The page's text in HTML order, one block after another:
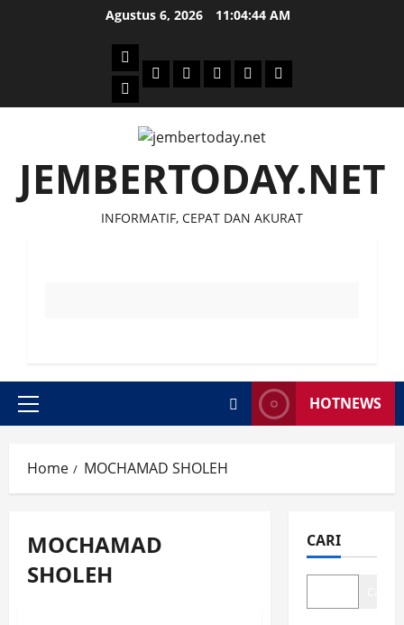
Agustus 6, 2026 11:04:45 AM
Beranda
News
PolitikOtomotifEkonomiSosialtentang
JEMBERTODAY.NET
INFORMATIF, CEPAT DAN AKURAT
Primary
HOTNEWS
Home MOCHAMAD SHOLEH
MOCHAMAD
SHOLEH
CARI